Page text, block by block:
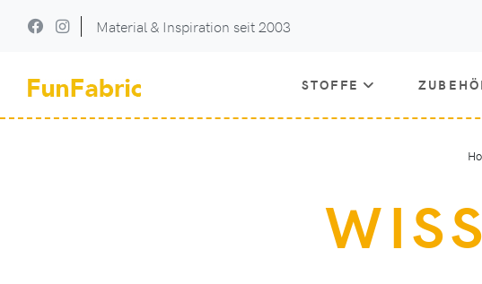
Material & Inspiration seit 2003
STOFFE